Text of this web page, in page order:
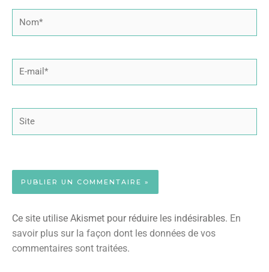
Site
Ce site utilise Akismet pour réduire les indésirables. En
savoir plus sur la façon dont les données de vos
commentaires sont traitées.